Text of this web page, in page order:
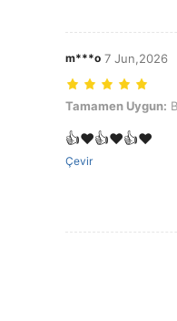
m***o 7 Jun,2026
Tamamen Uygun:
Tamamen Uygun:
👍❤️👍❤️👍❤️
Çevir